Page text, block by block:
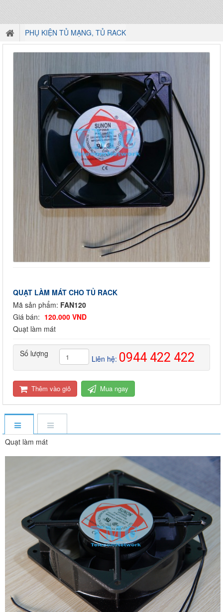
PHỤ KIỆN TỦ MẠNG, TỦ RACK
QUẠT LÀM MÁT CHO TỦ RACK
Mã sản phẩm: FAN120
Giá bán: 120.000 VND
Quạt làm mát
Số lượng
Liên hệ: 0944 422 422
Thêm vào giỏ Mua ngay
Quạt làm mát